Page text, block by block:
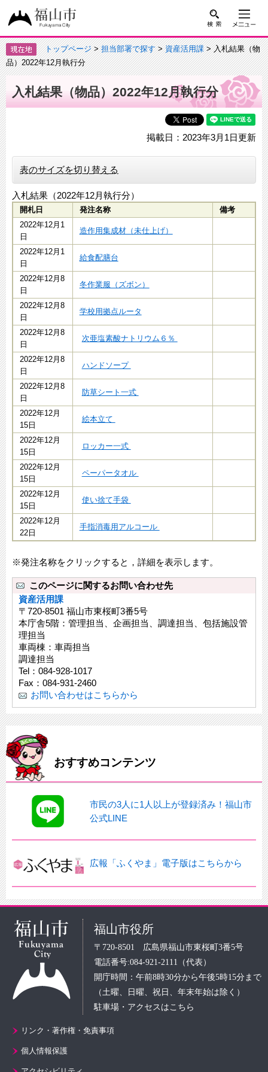
トップページ>担当部署で探す>資産活用課> 入札結果（物
品）2022年12月執行分
入札結果（物品）2022年12月執行分
掲載日：2023年3月1日更新
表のサイズを切り替える
入札結果（2022年12月執行分）
開札日 発注名称
備考
2022年12月1
日
造作用集成材（未仕上げ）
2022年12月1
日
給食配膳台
2022年12月8
日
冬作業服（ズボン）
2022年12月8
日
学校用拠点ルータ
2022年12月8
日
次亜塩素酸ナトリウム６％
2022年12月8
日
ハンドソープ
2022年12月8
日
防草シート一式
2022年12月
15日
絵本立て
2022年12月
15日
ロッカー一式
2022年12月
15日
ペーパータオル
2022年12月
15日
使い捨て手袋
2022年12月
22日
手指消毒用アルコール
※発注名称をクリックすると，詳細を表示します。
このページに関するお問い合わせ先
資産活用課
〒720-8501 福山市東桜町3番5号
本庁舎5階：管理担当、企画担当、調達担当、包括施設管
理担当
車両棟：車両担当
調達担当
Tel：084-928-1017
Fax：084-931-2460
お問い合わせはこちらから
おすすめコンテンツ
市民の3人に1人以上が登録済み！福山市
公式LINE
広報「ふくやま」電子版はこちらから
福山市役所
〒720-8501 広島県福山市東桜町3番5号
電話番号:084-921-2111（代表）
開庁時間：午前8時30分から午後5時15分まで
（土曜、日曜、祝日、年末年始は除く）
駐車場・アクセスはこちら
リンク・著作権・免責事項
個人情報保護